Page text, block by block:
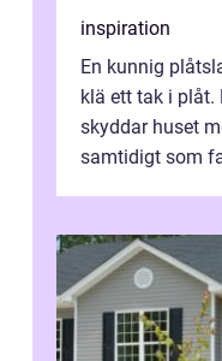
inspiration
En kunnig
klä ett tak i
skyddar huset
samtidigt som